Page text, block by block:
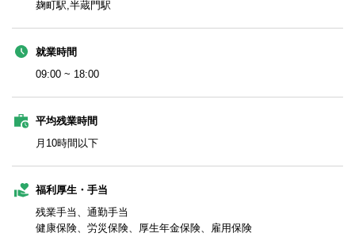
麹町駅,半蔵門駅
就業時間
09:00 ~ 18:00
平均残業時間
月10時間以下
福利厚生・手当
残業手当、通勤手当
健康保険、労災保険、厚生年金保険、雇用保険